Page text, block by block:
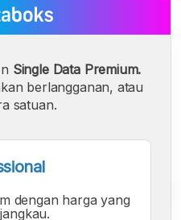
Single Data Premium.
berlangganan, atau
satuan.
dengan harga yang